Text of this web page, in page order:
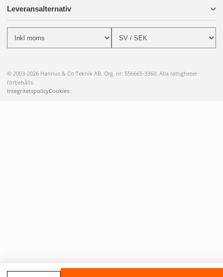
Leveransalternativ
© 2003-2026 Hannus & Co Teknik AB. Org. nr: 556665-3360. Alla rättigheter
förbehålls.
IntegritetspolicyCookies